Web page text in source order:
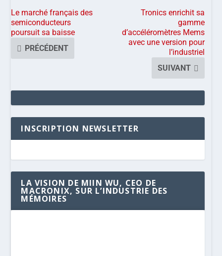
Le marché français des
semiconducteurs
poursuit sa baisse
PRÉCÉDENT
Tronics enrichit sa
gamme
d’accéléromètres Mems
avec une version pour
l’industriel
SUIVANT
INSCRIPTION NEWSLETTER
LA VISION DE MIIN WU, CEO DE
MACRONIX, SUR L’INDUSTRIE DES
MÉMOIRES